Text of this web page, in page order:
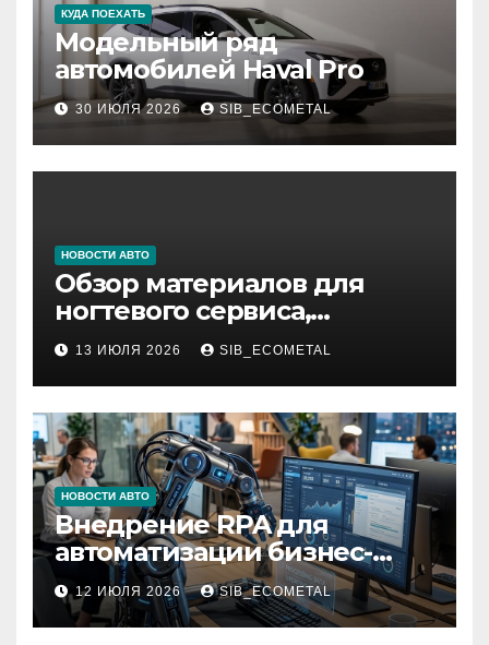
КУДА ПОЕХАТЬ
Модельный ряд
автомобилей Haval Pro
30 ИЮЛЯ 2026 SIB_ECOMETAL
НОВОСТИ АВТО
Обзор материалов для
ногтевого сервиса,
наращивания ресниц и
депиляции
13 ИЮЛЯ 2026 SIB_ECOMETAL
НОВОСТИ АВТО
Внедрение RPA для
автоматизации бизнес-
процессов
12 ИЮЛЯ 2026 SIB_ECOMETAL